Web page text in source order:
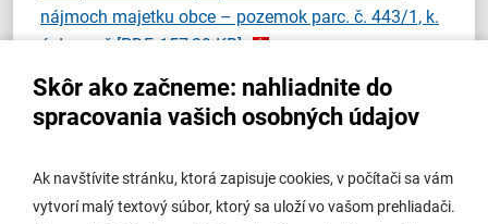
Skôr ako začneme: nahliadnite do
spracovania vašich osobných údajov
Ak navštívite stránku, ktorá zapisuje cookies, v počítači sa vám
vytvorí malý textový súbor, ktorý sa uloží vo vašom prehliadači.
nájmoch majetku obce – pozemok parc. č. 443/1, k.
ú. Lamač [PDF, 157,29 KB]
Dátum vyvesenia: 04. 02. 2025
Dátum zvesenia: 19. 02. 2025
Zverejnenie zámeru pri prevodoch vlastníctva a
nájmoch majetku obce – pozemok parc. č. 521, k. ú.